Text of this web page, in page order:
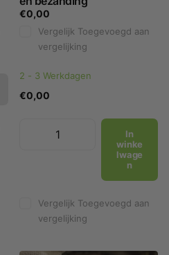
€0,00
Vergelijk Toegevoegd aan
vergelijking
2 - 3 Werkdagen
€0,00
In
winke
lwage
n
Vergelijk Toegevoegd aan
vergelijking